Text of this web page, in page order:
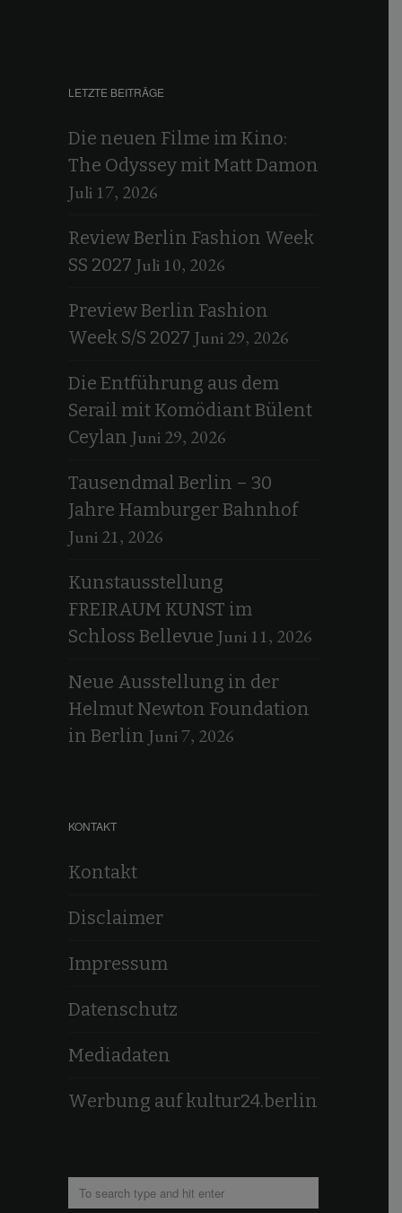
LETZTE BEITRÄGE
Die neuen Filme im Kino:
The Odyssey mit Matt Damon
Juli 17, 2026
Review Berlin Fashion Week
SS 2027 Juli 10, 2026
Preview Berlin Fashion
Week S/S 2027 Juni 29, 2026
Die Entführung aus dem
Serail mit Komödiant Bülent
Ceylan Juni 29, 2026
Tausendmal Berlin – 30
Jahre Hamburger Bahnhof
Juni 21, 2026
Kunstausstellung
FREIRAUM KUNST im
Schloss Bellevue Juni 11, 2026
Neue Ausstellung in der
Helmut Newton Foundation
in Berlin Juni 7, 2026
KONTAKT
Kontakt
Disclaimer
Impressum
Datenschutz
Mediadaten
Werbung auf kultur24.berlin